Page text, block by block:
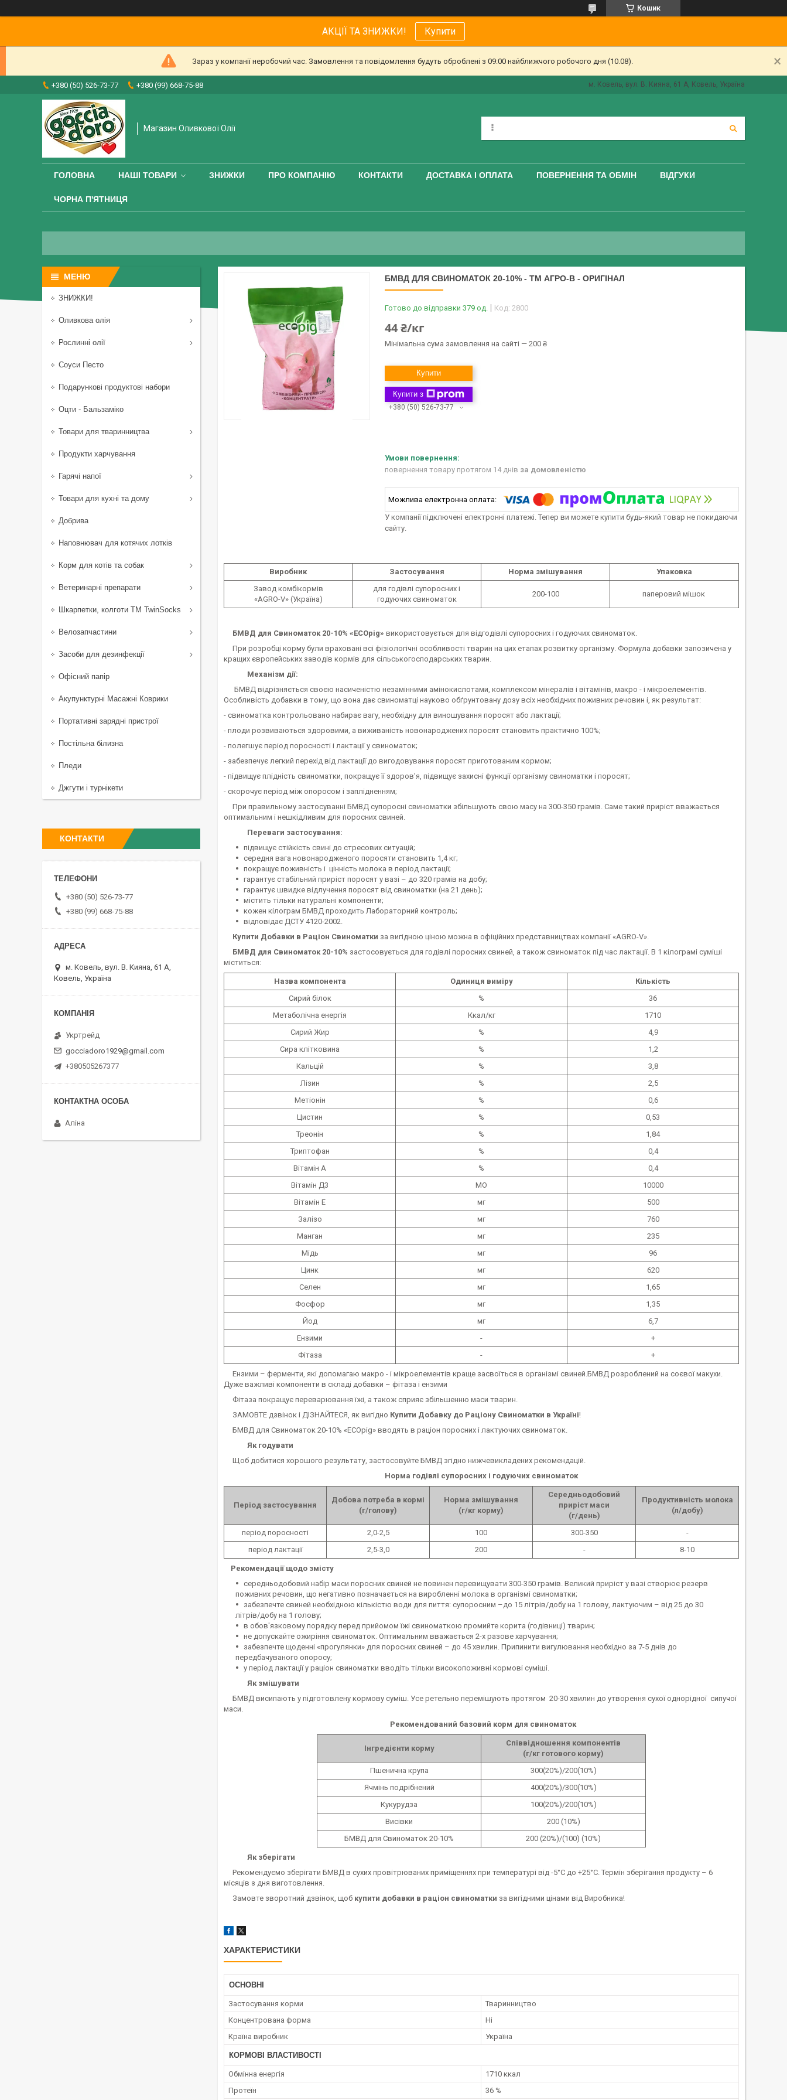
Кошик
АКЦІЇ ТА ЗНИЖКИ! Купити
Зараз у компанії неробочий час. Замовлення та повідомлення будуть оброблені з 09:00 найближчого робочого дня (10.08).
+380 (50) 526-73-77 +380 (99) 668-75-88 м. Ковель, вул. В. Кияна, 61 А, Ковель, Україна
Магазин Оливкової Олії
ГОЛОВНА НАШІ ТОВАРИ ЗНИЖКИ ПРО КОМПАНІЮ КОНТАКТИ ДОСТАВКА І ОПЛАТА ПОВЕРНЕННЯ ТА ОБМІН ВІДГУКИ
ЧОРНА П'ЯТНИЦЯ
БМВД ДЛЯ СВИНОМАТОК 20-10% - ТМ АГРО-В - ОРИГІНАЛ
Готово до відправки 379 од. Код: 2800
44 ₴/кг
Мінімальна сума замовлення на сайті — 200 ₴
Купити
Купити з
+380 (50) 526-73-77
повернення товару протягом 14 днів за домовленістю
У компанії підключені електронні платежі. Тепер ви можете купити будь-який товар не покидаючи
сайту.
Виробник Застосування Норма змішування
Упаковка
Завод комбікормів
«AGRO-V» (Україна)
для годівлі супоросних і
годуючих свиноматок
200-100 паперовий мішок
БМВД для Свиноматок 20-10% «ECOpig» використовується для відгодівлі супоросних і годуючих свиноматок.
При розробці корму були враховані всі фізіологічні особливості тварин на цих етапах розвитку організму. Формула добавки запозичена у
кращих європейських заводів кормів для сільськогосподарських тварин.
Механізм дії:
БМВД відрізняється своєю насиченістю незамінними амінокислотами, комплексом мінералів і вітамінів, макро - і мікроелементів.
Особливість добавки в тому, що вона дає свиноматці науково обґрунтовану дозу всіх необхідних поживних речовин і, як результат:
- свиноматка контрольовано набирає вагу, необхідну для виношування поросят або лактації;
- плоди розвиваються здоровими, а виживаність новонароджених поросят становить практично 100%;
- полегшує період поросності і лактації у свиноматок;
- забезпечує легкий перехід від лактації до вигодовування поросят приготованим кормом;
- підвищує плідність свиноматки, покращує її здоров'я, підвищує захисні функції організму свиноматки і поросят;
- скорочує період між опоросом і заплідненням;
При правильному застосуванні БМВД супоросні свиноматки збільшують свою масу на 300-350 грамів. Саме такий приріст вважається
оптимальним і нешкідливим для поросних свиней.
Переваги застосування:
підвищує стійкість свині до стресових ситуацій;
середня вага новонародженого поросяти становить 1,4 кг;
покращує поживність і цінність молока в період лактації;
гарантує стабільний приріст поросят у вазі – до 320 грамів на добу;
гарантує швидке відлучення поросят від свиноматки (на 21 день);
містить тільки натуральні компоненти;
кожен кілограм БМВД проходить Лабораторний контроль;
відповідає ДСТУ 4120-2002.
Купити Добавки в Раціон Свиноматки за вигідною ціною можна в офіційних представництвах компанії «AGRO-V».
БМВД для Свиноматок 20-10% застосовується для годівлі поросних свиней, а також свиноматок під час лактації. В 1 кілограмі суміші
міститься:
Назва компонента Одиниця виміру
Кількість
Сирий білок
%
36
Метаболічна енергія
Ккал/кг
1710
Сирий Жир
%
4,9
Сира клітковина
%
1,2
Кальцій
%
3,8
Лізин
%
2,5
Метіонін
%
0,6
Цистин
%
0,53
Треонін
%
1,84
Триптофан
%
0,4
Вітамін А
%
0,4
Вітамін Д3
МО
10000
Вітамін Е
мг
500
Залізо
мг
760
Манган
мг
235
Мідь
мг
96
Цинк
мг
620
Селен
мг
1,65
Фосфор
мг
1,35
Йод
мг
6,7
Ензими
-
+
Фітаза
- +
Ензими – ферменти, які допомагаю макро - і мікроелементів краще засвоїться в організмі свиней.БМВД розроблений на соєвої макухи.
Дуже важливі компоненти в складі добавки – фітаза і ензими
Фітаза покращує переварювання їжі, а також сприяє збільшенню маси тварин.
ЗАМОВТЕ дзвінок і ДІЗНАЙТЕСЯ, як вигідно Купити Добавку до Раціону Свиноматки в Україні!
БМВД для Свиноматок 20-10% «ECOpig» вводять в раціон поросних і лактуючих свиноматок.
Як годувати
Щоб добитися хорошого результату, застосовуйте БМВД згідно нижчевикладених рекомендацій.
Норма годівлі супоросних і годуючих свиноматок
Період застосування
Добова потреба в кормі
(г/голову)
Норма змішування
(г/кг корму)
Середньодобовий
приріст маси
(г/день)
Продуктивність молока
(л/добу)
період поросності 2,0-2,5 100 300-350
-
період лактації
2,5-3,0 200 - 8-10
Рекомендації щодо змісту
середньодобовий набір маси поросних свиней не повинен перевищувати 300-350 грамів. Великий приріст у вазі створює резерв
поживних речовин, що негативно позначається на виробленні молока в організмі свиноматки;
забезпечте свиней необхідною кількістю води для пиття: супоросним –до 15 літрів/добу на 1 голову, лактуючим – від 25 до 30
літрів/добу на 1 голову;
в обов'язковому порядку перед прийомом їжі свиноматкою промийте корита (годівниці) тварин;
не допускайте ожиріння свиноматок. Оптимальним вважається 2-х разове харчування;
забезпечте щоденні «прогулянки» для поросних свиней – до 45 хвилин. Припинити вигулювання необхідно за 7-5 днів до
передбачуваного опоросу;
у період лактації у раціон свиноматки вводіть тільки високопоживні кормові суміші.
Як змішувати
БМВД висипають у підготовлену кормову суміш. Усе ретельно перемішують протягом 20-30 хвилин до утворення сухої однорідної сипучої
маси.
Рекомендований базовий корм для свиноматок
Інгредієнти корму
Співвідношення компонентів
(г/кг готового корму)
Пшенична крупа
300(20%)/200(10%)
Ячмінь подрібнений
400(20%)/300(10%)
Кукурудза
100(20%)/200(10%)
Висівки
200 (10%)
БМВД для Свиноматок 20-10%
200 (20%)/(100) (10%)
Як зберігати
Рекомендуємо зберігати БМВД в сухих провітрюваних приміщеннях при температурі від -5°С до +25°С. Термін зберігання продукту – 6
місяців з дня виготовлення.
Замовте зворотний дзвінок, щоб купити добавки в раціон свиноматки за вигідними цінами від Виробника!
ХАРАКТЕРИСТИКИ
ОСНОВНІ
Застосування корми
Тваринництво
Концентрована форма
Ні
Країна виробник
Україна
КОРМОВІ ВЛАСТИВОСТІ
Обмінна енергія
1710 ккал
Протеїн
36 %
ЗНИЖКИ!
Оливкова олія
Рослинні олії
Соуси Песто
Подарункові продуктові набори
Оцти - Бальзаміко
Товари для тваринництва
Продукти харчування
Гарячі напої
Товари для кухні та дому
Добрива
Наповнювач для котячих лотків
Корм для котів та собак
Ветеринарні препарати
Шкарпетки, колготи ТМ TwinSocks
Велозапчастини
Засоби для дезинфекції
Офісний папір
Акупунктурні Масажні Коврики
Портативні зарядні пристрої
Постільна білизна
Пледи
Джгути і турнікети
КОНТАКТИ
+380 (50) 526-73-77
+380 (99) 668-75-88
м. Ковель, вул. В. Кияна, 61 А,
Ковель, Україна
Укртрейд
gocciadoro1929@gmail.com
+380505267377
Аліна